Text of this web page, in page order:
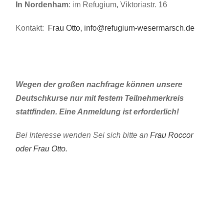
In Nordenham: im Refugium, Viktoriastr. 16
Kontakt: Frau Otto, info@refugium-wesermarsch.de
Wegen der großen nachfrage können unsere
Deutschkurse nur mit festem Teilnehmerkreis
stattfinden. Eine Anmeldung ist erforderlich!
Bei Interesse wenden Sei sich bitte an Frau Roccor
oder Frau Otto.